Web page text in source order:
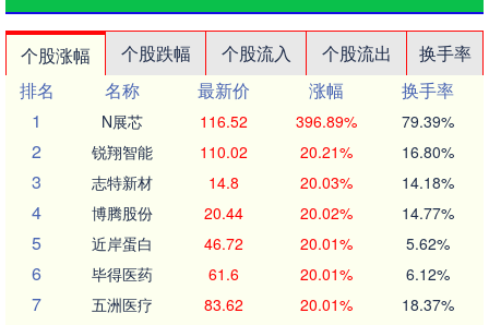
个股涨幅 个股跌幅 个股流入 个股流出
换手率
排名
名称 最新价 涨幅
换手率
1
N展芯 116.52 396.89% 79.39%
2 锐翔智能 110.02 20.21% 16.80%
3 志特新材 14.8 20.03% 14.18%
4 博腾股份 20.44 20.02% 14.77%
5 近岸蛋白 46.72 20.01% 5.62%
6 毕得医药 61.6 20.01% 6.12%
7 五洲医疗 83.62 20.01% 18.37%